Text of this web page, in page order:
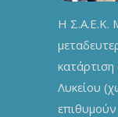
Η Σ.Α.Ε.Κ.
Λυκείου